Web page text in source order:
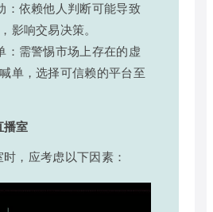
：依赖他人判断可能导致
影响交易决策。
：需警惕市场上存在的虚
单，选择可信赖的平台至
播室
，应考虑以下因素：